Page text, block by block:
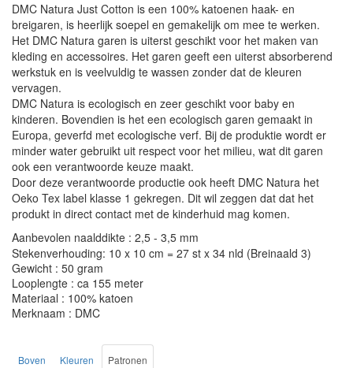
DMC Natura Just Cotton is een 100% katoenen haak- en
breigaren, is heerlijk soepel en gemakelijk om mee te werken.
Het DMC Natura garen is uiterst geschikt voor het maken van
kleding en accessoires. Het garen geeft een uiterst absorberend
werkstuk en is veelvuldig te wassen zonder dat de kleuren
vervagen.
DMC Natura is ecologisch en zeer geschikt voor baby en
kinderen. Bovendien is het een ecologisch garen gemaakt in
Europa, geverfd met ecologische verf. Bij de produktie wordt er
minder water gebruikt uit respect voor het milieu, wat dit garen
ook een verantwoorde keuze maakt.
Door deze verantwoorde productie ook heeft DMC Natura het
Oeko Tex label klasse 1 gekregen. Dit wil zeggen dat dat het
produkt in direct contact met de kinderhuid mag komen.
Aanbevolen naalddikte : 2,5 - 3,5 mm
Stekenverhouding: 10 x 10 cm = 27 st x 34 nld (Breinaald 3)
Gewicht : 50 gram
Looplengte : ca 155 meter
Materiaal : 100% katoen
Merknaam : DMC
Boven Kleuren Patronen